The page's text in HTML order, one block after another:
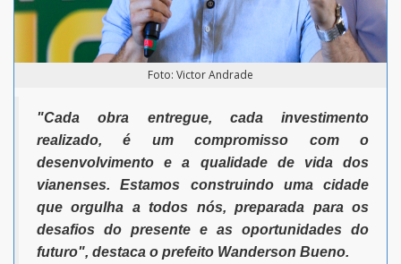
Foto: Victor Andrade
"Cada obra entregue, cada investimento
realizado, é um compromisso com o
desenvolvimento e a qualidade de vida dos
vianenses. Estamos construindo uma cidade
que orgulha a todos nós, preparada para os
desafios do presente e as oportunidades do
futuro", destaca o prefeito Wanderson Bueno.